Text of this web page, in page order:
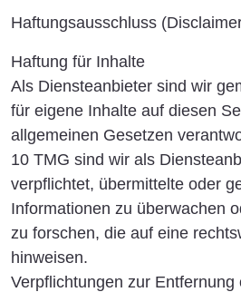
Haftungsausschluss
Haftung für Inhalte
Als Diensteanbieter sind wir
für eigene Inhalte auf diesen
allgemeinen Gesetzen
10 TMG sind wir als
verpflichtet, übermittelte oder
Informationen zu überwachen
zu forschen, die auf eine
hinweisen.
Verpflichtungen zur